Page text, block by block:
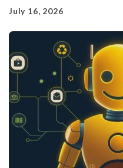
July 16, 2026